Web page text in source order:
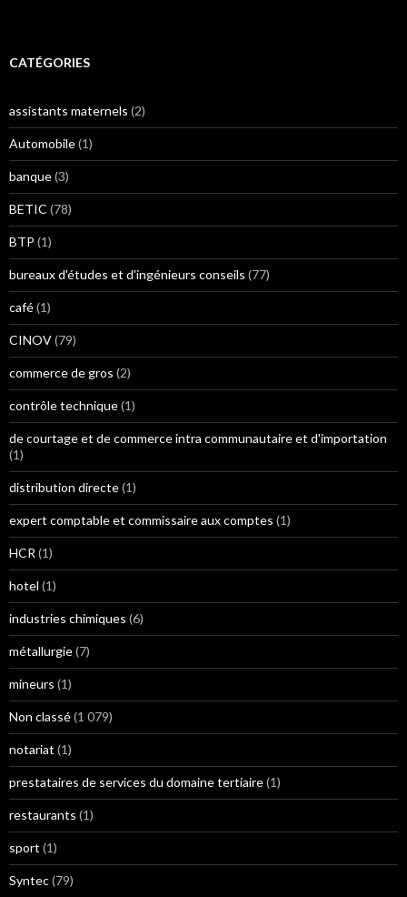
CATÉGORIES
assistants maternels (2)
Automobile(1)
banque(3)
BETIC (78)
BTP (1)
bureaux d'études et d'ingénieurs conseils (77)
café(1)
CINOV(79)
commerce de gros (2)
contrôle technique(1)
de courtage et de commerce intra communautaire et d'importation
(1)
distribution directe(1)
expert comptable et commissaire aux comptes (1)
HCR (1)
hotel (1)
industries chimiques (6)
métallurgie(7)
mineurs (1)
Non classé(1 079)
notariat (1)
prestataires de services du domaine tertiaire(1)
restaurants (1)
sport (1)
Syntec(79)